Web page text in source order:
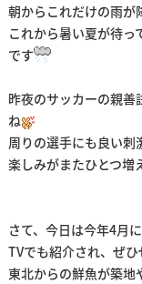
朝からこれだけの雨が
これから暑い夏が待
です
昨夜のサッカーの親善
ね
周りの選手にも良い刺
楽しみがまたひとつ増
さて、今日は今年4月
TVでも紹介され、ぜ
東北からの鮮魚が築